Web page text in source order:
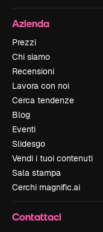
Azienda
Prezzi
Chi siamo
Recensioni
Lavora con noi
Cerca tendenze
Blog
Eventi
Slidesgo
Vendi i tuoi contenuti
Sala stampa
Cerchi magnific.ai
Contattaci